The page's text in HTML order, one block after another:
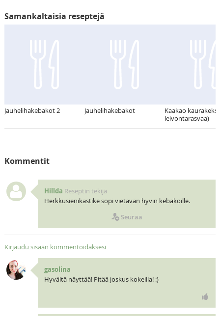
Samankaltaisia reseptejä
Jauhelihakebakot 2 Jauhelihakebakot
Kaakao
leivontarasvaa)
Kommentit
Hillda Reseptin tekijä
Herkkusienikastike sopi vietävän hyvin kebakoille.
Seuraa
Kirjaudu sisään kommentoidaksesi
gasolina
Hyvältä näyttää! Pitää joskus kokeilla! :)